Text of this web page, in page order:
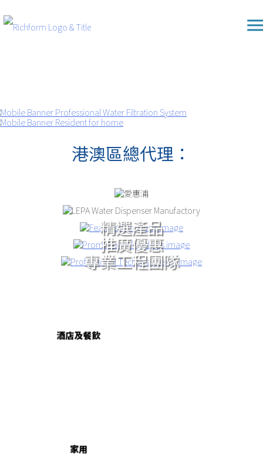
to
content
港澳區總代理：
精選產品
推廣優惠
專業工程團隊
酒店及餐飲
家用